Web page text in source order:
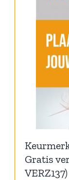
Gratis
VERZ137)